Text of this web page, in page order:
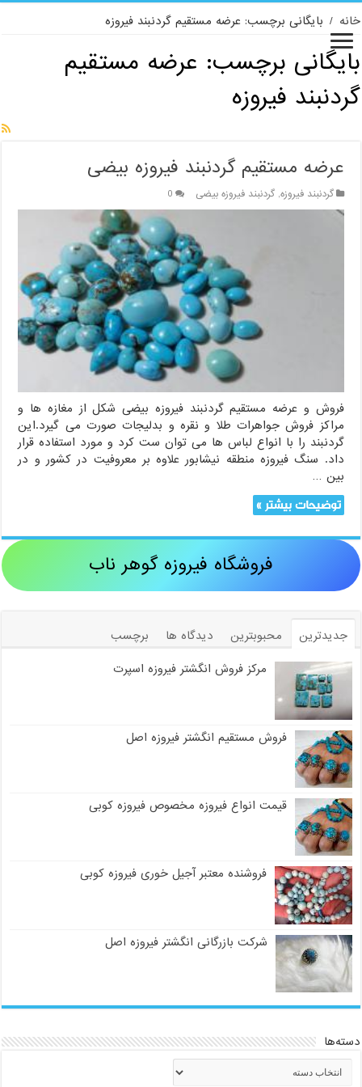
خانه / بایگانی برچسب: عرضه مستقیم گردنبند فیروزه
بایگانی برچسب: عرضه مستقیم
گردنبند فیروزه
عرضه مستقیم گردنبند فیروزه بیضی
گردنبند فیروزه,گردنبند فیروزه بیضی 0
فروش و عرضه مستقیم گردنبند فیروزه بیضی شکل از مغازه ها و
مراکز فروش جواهرات طلا و نقره و بدلیجات صورت می گیرد.این
گردنبند را با انواع لباس ها می توان ست کرد و مورد استفاده قرار
داد. سنگ فیروزه منطقه نیشابور علاوه بر معروفیت در کشور و در
بین …
توضیحات بیشتر »
فروشگاه فیروزه گوهر ناب
جدیدترین محبوبترین دیدگاه ها
برچسب
مرکز فروش انگشتر فیروزه اسپرت
فروش مستقیم انگشتر فیروزه اصل
قیمت انواع فیروزه مخصوص فیروزه کوبی
فروشنده معتبر آجیل خوری فیروزه کوبی
شرکت بازرگانی انگشتر فیروزه اصل
دسته‌ها
دسته‌ها